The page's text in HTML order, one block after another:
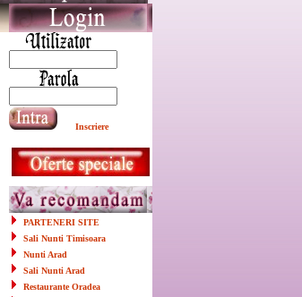
Inscriere
PARTENERI SITE
Sali Nunti Timisoara
Nunti Arad
Sali Nunti Arad
Restaurante Oradea